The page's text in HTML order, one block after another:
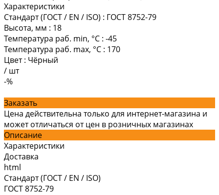
Характеристики
Стандарт (ГОСТ / EN / ISO) : ГОСТ 8752-79
Высота, мм : 18
Температура раб. min, °C : -45
Температура раб. max, °C : 170
Цвет : Чёрный
/ шт
-%
Заказать
Цена действительна только для интернет-магазина и
может отличаться от цен в розничных магазинах
Описание
Характеристики
Доставка
html
Стандарт (ГОСТ / EN / ISO)
ГОСТ 8752-79